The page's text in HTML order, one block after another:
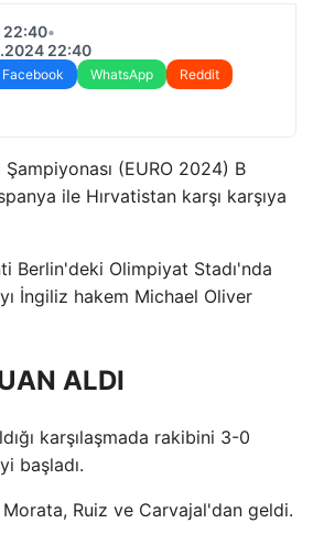
22:40•
22:40
Facebook WhatsApp
Reddit
(EURO 2024) B
ile Hırvatistan karşı karşıya
Berlin'deki Olimpiyat Stadı'nda
İngiliz hakem Michael Oliver
ALDI
karşılaşmada rakibini 3-0
başladı.
Ruiz ve Carvajal'dan geldi.